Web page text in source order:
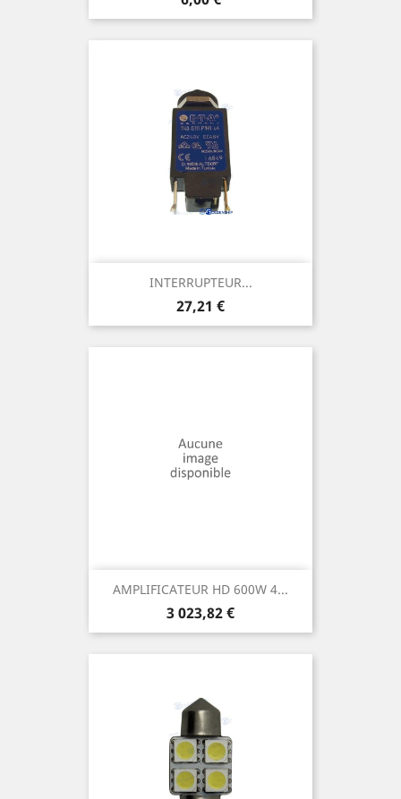
INTERRUPTEUR...
Prix
27,21 €
AMPLIFICATEUR HD 600W 4...
Prix
3 023,82 €